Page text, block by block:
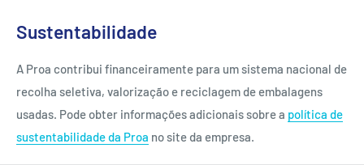
Sustentabilidade
A Proa contribui financeiramente para um sistema nacional de
recolha seletiva, valorização e reciclagem de embalagens
usadas. Pode obter informações adicionais sobre a política de
sustentabilidade da Proa no site da empresa.